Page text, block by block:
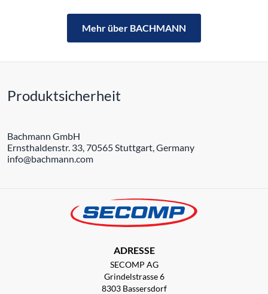
Mehr über BACHMANN
Produktsicherheit
Bachmann GmbH
Ernsthaldenstr. 33, 70565 Stuttgart, Germany
info@bachmann.com
ADRESSE
SECOMP AG
Grindelstrasse 6
8303 Bassersdorf